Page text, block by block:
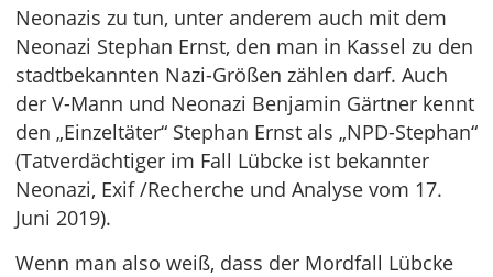
Neonazis zu tun, unter anderem auch mit dem
Neonazi Stephan Ernst, den man in Kassel zu den
stadtbekannten Nazi-Größen zählen darf. Auch
der V-Mann und Neonazi Benjamin Gärtner kennt
den „Einzeltäter“ Stephan Ernst als „NPD-Stephan“
(Tatverdächtiger im Fall Lübcke ist bekannter
Neonazi, Exif /Recherche und Analyse vom 17.
Juni 2019).
Wenn man also weiß, dass der Mordfall Lübcke